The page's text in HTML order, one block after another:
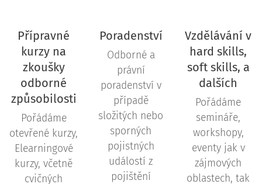
Přípravné
kurzy na
zkoušky
odborné
způsobilosti
Pořádáme
otevřené kurzy,
Elearningové
kurzy, včetně
cvičných
Poradenství
Odborné a
právní
poradenství v
případě
složitých nebo
sporných
pojistných
událostí z
pojištění
Vzdělávání v
hard skills,
soft skills, a
dalších
Pořádáme
semináře,
workshopy,
eventy jak v
zájmových
oblastech, tak